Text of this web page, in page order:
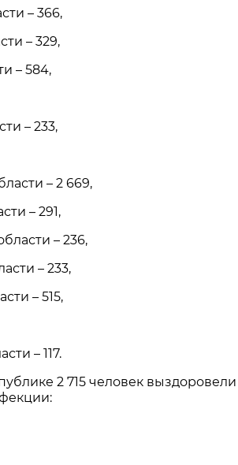
– 366,
– 329,
– 584,
– 233,
– 2 669,
– 291,
– 236,
– 233,
– 515,
– 117.
2 715 человек выздоровели